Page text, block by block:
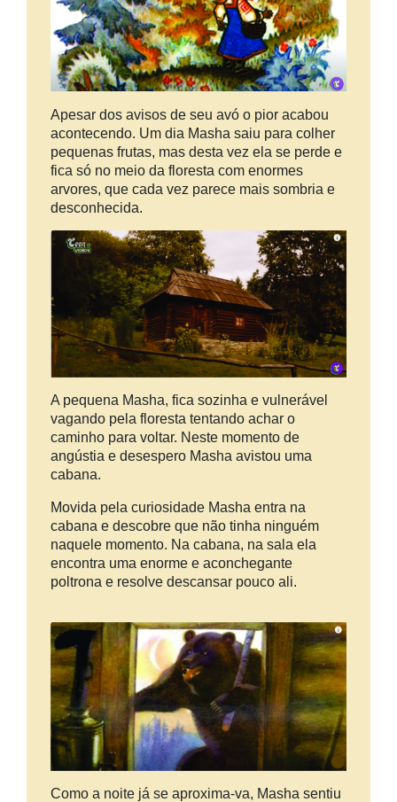
Apesar dos avisos de seu avó o pior acabou
acontecendo. Um dia Masha saiu para colher
pequenas frutas, mas desta vez ela se perde e
fica só no meio da floresta com enormes
arvores, que cada vez parece mais sombria e
desconhecida.
A pequena Masha, fica sozinha e vulnerável
vagando pela floresta tentando achar o
caminho para voltar. Neste momento de
angústia e desespero Masha avistou uma
cabana.
Movida pela curiosidade Masha entra na
cabana e descobre que não tinha ninguém
naquele momento. Na cabana, na sala ela
encontra uma enorme e aconchegante
poltrona e resolve descansar pouco ali.
Como a noite já se aproxima-va, Masha sentiu